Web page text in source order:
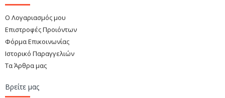
Ο Λογαριασμός μου
Επιστροφές Προιόντων
Φόρμα Επικοινωνίας
Ιστορικό Παραγγελιών
Τα Άρθρα μας
Βρείτε μας